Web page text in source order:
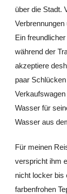
über die Stadt.
Ein
während der
akzeptiere
paar
Wasser für
Wasser aus
Für meinen
verspricht ihm
nicht locker bis
farbenfrohen